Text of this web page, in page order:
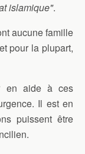
islamique".
aucune famille
pour la plupart,
en aide à ces
Il est en
puissent être